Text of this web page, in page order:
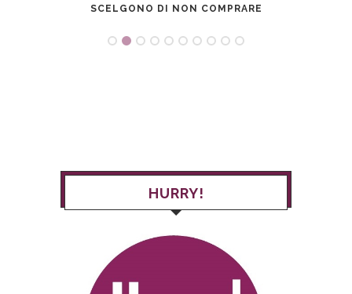
SCELGONO DI NON COMPRARE
HURRY!